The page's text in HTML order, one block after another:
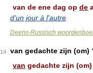
van de ene dag op de
d'un jour à l'autre
Deens-Russisch
14
van gedachte zijn (om)
van gedachte zijn (om)